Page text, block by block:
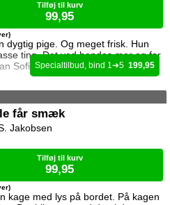
dygtig pige. Og meget frisk. Hun
ting. Det ved hendes mor og far
Sofie løbe. Hun kan løbe meget
Tilføj til kurv
99,95
1 5 199,95
får smæk
kage med lys på bordet. På kagen
Jakobsen
Tilføj til kurv
99,95